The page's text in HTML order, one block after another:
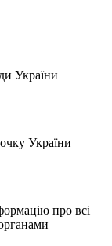
України
України
про всі